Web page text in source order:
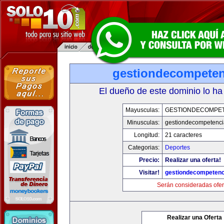
El dueño de este dominio lo
Mayusculas:
Minusculas:
Longitud:
21 caracteres
Categorias:
Deportes
Precio:
Realizar una oferta!
Visitar!
Serán consideradas
Realizar una Oferta